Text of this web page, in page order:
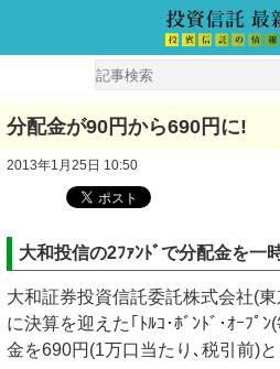
分配金が90円から690円に!
2013年1月25日 10:50
大和投信の2ﾌｧﾝﾄﾞで分配金を一
大和証券投資信託委託株式会社(
に決算を迎えた｢ﾄﾙｺ･ﾎﾞﾝﾄﾞ･ｵｰﾌﾟ
金を690円(1万口当たり､税引前)と